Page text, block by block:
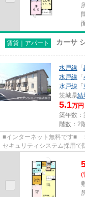
賃貸｜アパート カーサ
水戸線 「
水戸線 「
水戸線 「
茨城県結
5.1万円
築年数：
階数：2
■インターネット無料です■
セキュリティシステム採用で
(